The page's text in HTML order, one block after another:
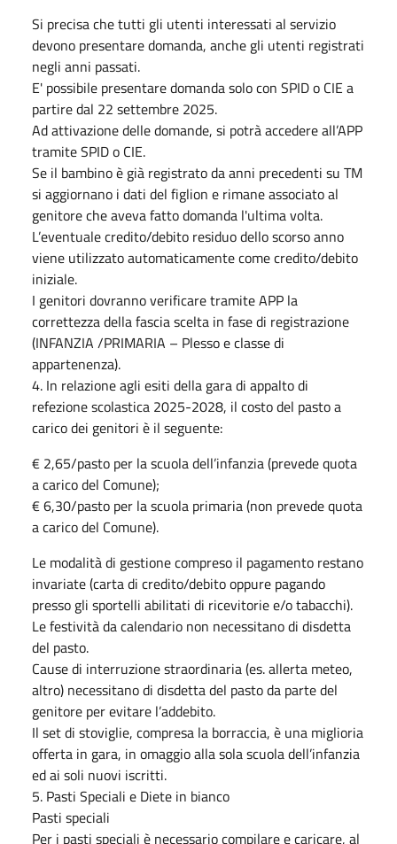
Si precisa che tutti gli utenti interessati al servizio
devono presentare domanda, anche gli utenti registrati
negli anni passati.
E' possibile presentare domanda solo con SPID o CIE a
partire dal 22 settembre 2025.
Ad attivazione delle domande, si potrà accedere all’APP
tramite SPID o CIE.
Se il bambino è già registrato da anni precedenti su TM
si aggiornano i dati del figlion e rimane associato al
genitore che aveva fatto domanda l'ultima volta.
L’eventuale credito/debito residuo dello scorso anno
viene utilizzato automaticamente come credito/debito
iniziale.
I genitori dovranno verificare tramite APP la
correttezza della fascia scelta in fase di registrazione
(INFANZIA /PRIMARIA – Plesso e classe di
appartenenza).
4. In relazione agli esiti della gara di appalto di
refezione scolastica 2025-2028, il costo del pasto a
carico dei genitori è il seguente:
€ 2,65/pasto per la scuola dell’infanzia (prevede quota
a carico del Comune);
€ 6,30/pasto per la scuola primaria (non prevede quota
a carico del Comune).
Le modalità di gestione compreso il pagamento restano
invariate (carta di credito/debito oppure pagando
presso gli sportelli abilitati di ricevitorie e/o tabacchi).
Le festività da calendario non necessitano di disdetta
del pasto.
Cause di interruzione straordinaria (es. allerta meteo,
altro) necessitano di disdetta del pasto da parte del
genitore per evitare l’addebito.
Il set di stoviglie, compresa la borraccia, è una miglioria
offerta in gara, in omaggio alla sola scuola dell’infanzia
ed ai soli nuovi iscritti.
5. Pasti Speciali e Diete in bianco
Pasti speciali
Per i pasti speciali è necessario compilare e caricare, al